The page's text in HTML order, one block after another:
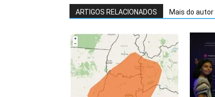
ARTIGOS RELACIONADOS Mais do autor